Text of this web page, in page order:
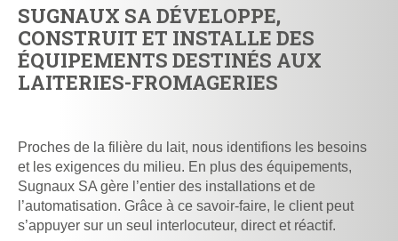
SUGNAUX SA DÉVELOPPE,
CONSTRUIT ET INSTALLE DES
ÉQUIPEMENTS DESTINÉS AUX
LAITERIES-FROMAGERIES
Proches de la filière du lait, nous identifions les besoins
et les exigences du milieu. En plus des équipements,
Sugnaux SA gère l’entier des installations et de
l’automatisation. Grâce à ce savoir-faire, le client peut
s’appuyer sur un seul interlocuteur, direct et réactif.